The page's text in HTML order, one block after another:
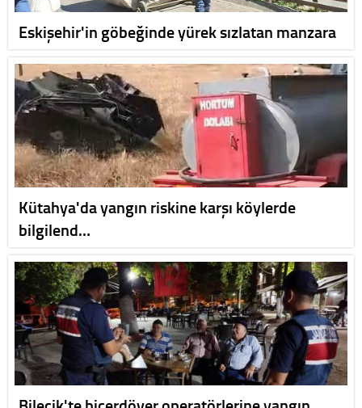
Eskişehir'in göbeğinde yürek sızlatan manzara
Kütahya'da yangın riskine karşı köylerde
bilgilend…